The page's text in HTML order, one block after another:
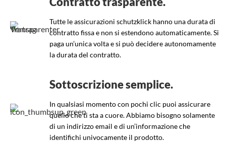
Tutte le assicurazioni schutzklick hanno una durata di
contratto fissa e non si estendono automaticamente. Si
paga un’unica volta e si può decidere autonomamente
la durata del contratto.
Sottoscrizione semplice.
In qualsiasi momento con pochi clic puoi assicurare
quello che ti sta a cuore. Abbiamo bisogno solamente
di un indirizzo email e di un’informazione che
identifichi univocamente il prodotto.